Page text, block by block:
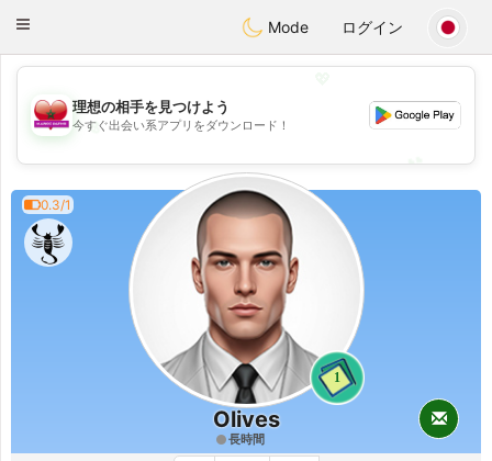
Maroc Dating
Toggle
Mode ログイン
💖
💕
💕
理想の相手を見つけよう
今すぐ出会い系アプリをダウンロード！
0.3/1
1
Olives
長時間